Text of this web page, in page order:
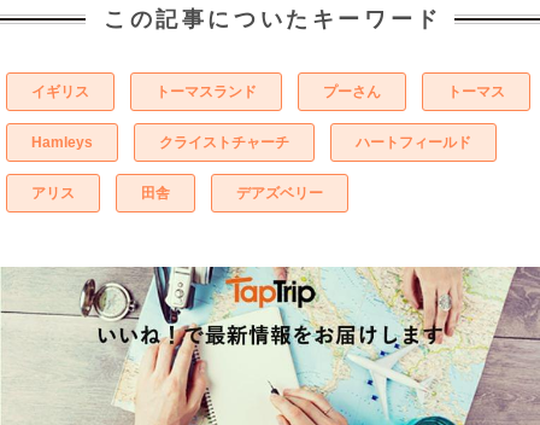
この記事についたキーワード
イギリス トーマスランド プーさん トーマス
Hamleys クライストチャーチ ハートフィールド
アリス 田舎 デアズベリー